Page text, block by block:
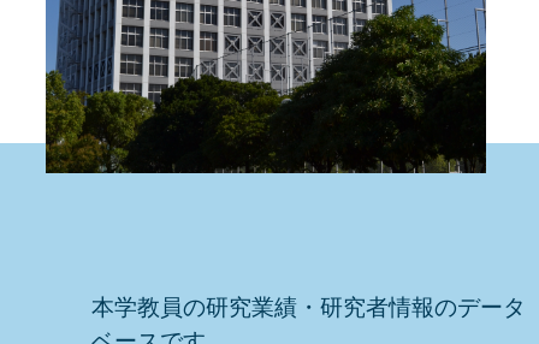
本学教員の研究業績・研究者情報のデータ